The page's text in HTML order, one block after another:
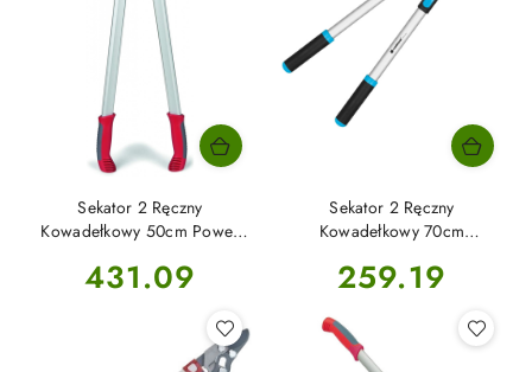
Sekator 2 Ręczny
Kowadełkowy 50cm Power
Cena:
431.09
Sekator 2 Ręczny
Kowadełkowy 70cm
Celfast
Cena:
259.19